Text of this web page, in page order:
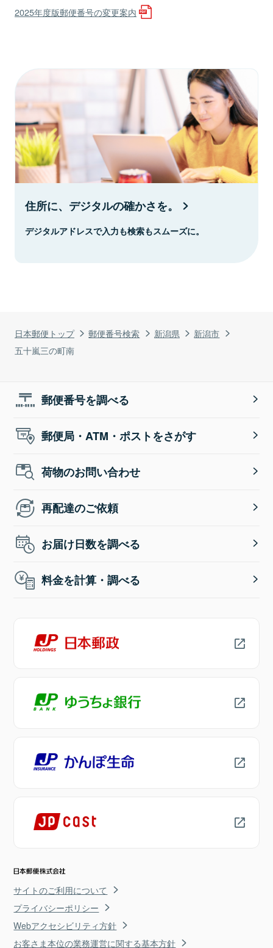
日本郵便トップ 郵便番号検索 新潟県
新潟市
五十嵐三の町南
2025年度版郵便番号の変更案内
住所に、デジタルの確かさを。
デジタルアドレスで入力も検索もスムーズに。
郵便番号を調べる
郵便局・ATM・ポストをさがす
荷物のお問い合わせ
再配達のご依頼
お届け日数を調べる
料金を計算・調べる
サイトのご利用について
プライバシーポリシー
Webアクセシビリティ方針
お客さま本位の業務運営に関する基本方針